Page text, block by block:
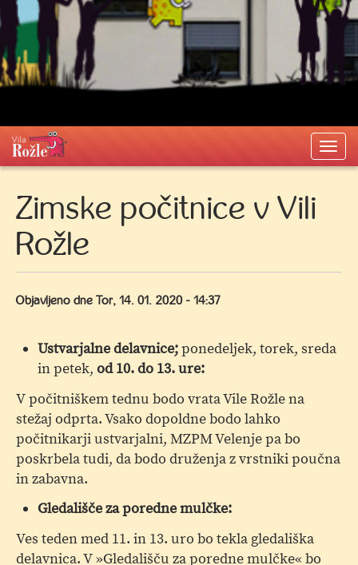
Zimske počitnice v Vili
Rožle
Objavljeno dne Tor, 14. 01. 2020 - 14:37
Ustvarjalne delavnice;ponedeljek, torek, sreda
in petek, od 10. do 13. ure:
V počitniškem tednu bodo vrata Vile Rožle na
stežaj odprta. Vsako dopoldne bodo lahko
počitnikarji ustvarjalni, MZPM Velenje pa bo
poskrbela tudi, da bodo druženja z vrstniki poučna
in zabavna.
Gledališče za poredne mulčke:
Ves teden med 11. in 13. uro bo tekla gledališka
delavnica. V »Gledališču za poredne mulčke« bo